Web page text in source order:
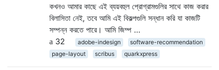
কখনও আমার কাছে এই ব্যয়বহুল প্রোগ্রামগুলির সাথে কাজ করার
বিলাসিতা নেই, তবে আমি এই বিকল্পগুলি সন্ধান করি যা কাজটি
সম্পন্ন করতে পারে। আমি জিম্প …
32
adobe-indesign
software-recommendation
page-layout
scribus quarkxpress